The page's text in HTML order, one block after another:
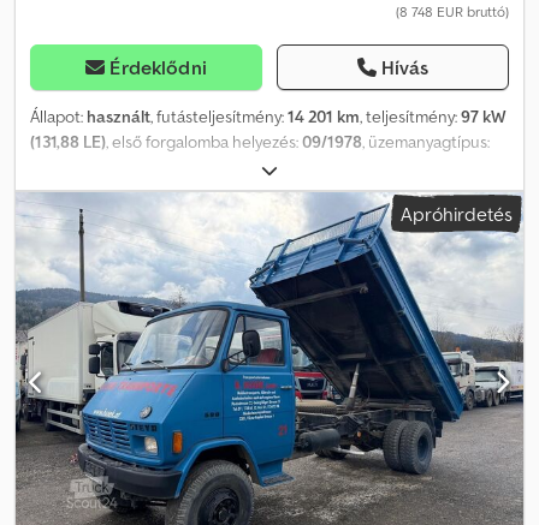
(8 748 EUR bruttó)
Érdeklődni Hívás
Állapot: használt, futásteljesítmény:14 201 km, teljesítmény:97 kW
(131,88 LE), első forgalomba helyezés:09/1978, üzemanyagtípus:
, tengelyelrendezés:
piros, hajtástípus:mechanikai, * Steyr 590 132 L38 4x2 *
Tűzoltóautó * Nagynyomású tisztító ágyú * Kézi sebességváltó *
Alvázszám: 590183232320135 * Motortípus: 610.18 * kW: 97 *
Hengerűrtartalom: 5976 ccm * Saját tömeg: 5190 kg * Hasznos
teherbírás: 3235 kg Chsdpfxjmmduzj Aa Dja * Össztömeg: 8500 kg
* Tengelytáv: 3800 mm * Jármű hossza: 5900 mm * Jármű
szélessége: 2300 mm * Jármű magassága: 2900 mm * Gumik: 8.25
R 16 * Nettó ár * Minden adat garancia nélkül Tel./WhatsApp:
Apróhirdetés